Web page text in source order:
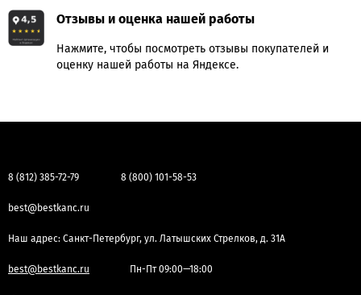
Отзывы и оценка нашей работы
Нажмите, чтобы посмотреть отзывы покупателей и
оценку нашей работы на Яндексе.
8 (812) 385-72-79 8 (800) 101-58-53
best@bestkanc.ru
Наш адрес: Санкт-Петербург, ул. Латышских Стрелков, д. 31А
best@bestkanc.ru Пн-Пт 09:00—18:00